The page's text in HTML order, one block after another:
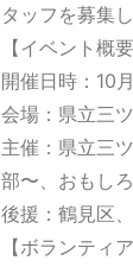
最新プログラム
最新プログラム
明日は予定通り開
【WEB限定】当
「The Rising
県立三ツ池公園
タッフを募集
【イベント概要
開催日時：10
会場：県立三
主催：県立三
部〜、おもし
後援：鶴見区
【ボランティ